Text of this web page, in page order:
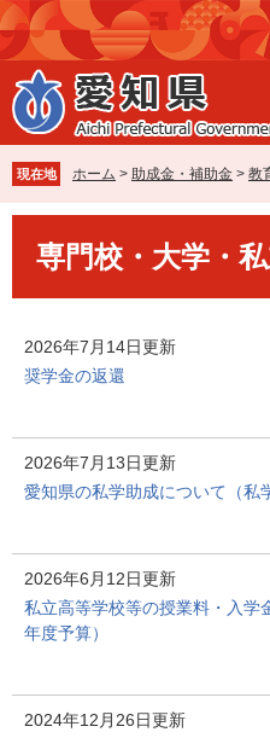
ペ
ー
ジ
の
先
で
す
。
メ
ニ
ュ
ー
を
ば
し
て
現在地 ホーム > 助成金・補助金 > 教
専門校・大学・
2026年7月14日更新
奨学金の返還
2026年7月13日更新
愛知県の私学助成について（私
2026年6月12日更新
私立高等学校等の授業料・入学
年度予算）
2024年12月26日更新